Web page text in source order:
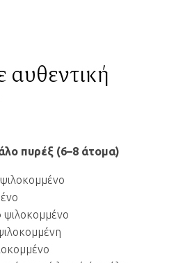
πυρέξ (6–8 άτομα)
ψιλοκομμένο